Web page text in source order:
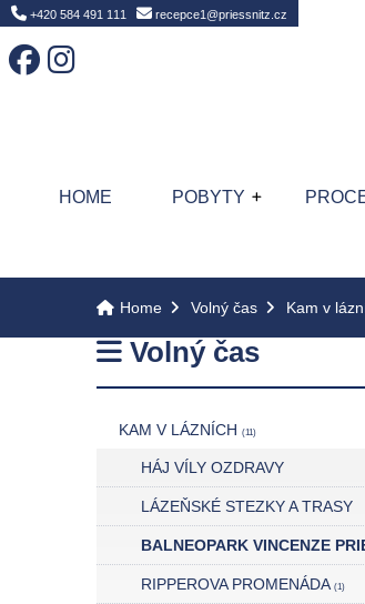
Home+420 584 491 111 recepce1@priessnitz.cz
HOME POBYTY
Home Volný čas Kam v
Volný čas
KAM V LÁZNÍCH (11)
HÁJ VÍLY OZDRAVY
LÁZEŇSKÉ STEZKY A TRASY
RIPPEROVA PROMENÁDA (1)